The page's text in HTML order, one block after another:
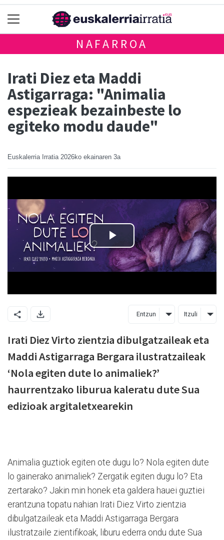
NAFARROA
Irati Diez eta Maddi
Astigarraga: "Animalia
espezieak bezainbeste lo
egiteko modu daude"
Euskalerria Irratia 2026ko ekainaren 3a
Entzun Itzuli
Irati Diez Virto zientzia dibulgatzaileak eta
Maddi Astigarraga Bergara ilustratzaileak
‘Nola egiten dute lo animaliek?’
haurrentzako liburua kaleratu dute Sua
edizioak argitaletxearekin
Animalia guztiok egiten ote dugu lo? Nola egiten dute
lo gainerako animaliek? Zergatik egiten dugu lo? Eta
zertarako? Jakin min honek eta galdera hauei guztiei
erantzuna topatu nahian Irati Diez Virto zientzia
dibulgatzaileak eta Maddi Astigarraga Bergara
ilustratzaile zientifikoak, liburu ederra ondu dute Sua